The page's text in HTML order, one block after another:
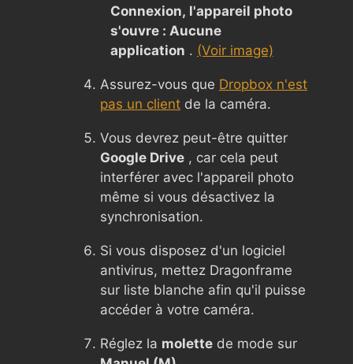
Connexion, l'appareil photo
s'ouvre : Aucune
application . (Voir image)
Assurez-vous que Dropbox n'est
pas un client de la caméra.
Vous devrez peut-être quitter
Google Drive , car cela peut
interférer avec l'appareil photo
même si vous désactivez la
synchronisation.
Si vous disposez d'un logiciel
antivirus, mettez Dragonframe
sur liste blanche afin qu'il puisse
accéder à votre caméra.
Réglez la molette de mode sur